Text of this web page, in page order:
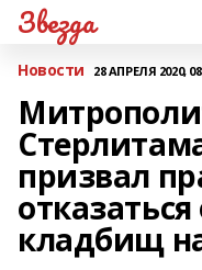
Звезда
Новости 28 АПРЕЛЯ 2020,
призвал
кладбищ